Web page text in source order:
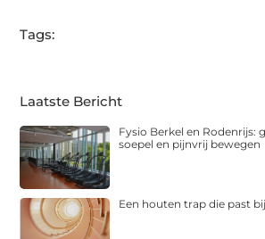
Tags:
Laatste Bericht
Fysio Berkel en Rodenrijs:
soepel en pijnvrij bewegen
Een houten trap die past